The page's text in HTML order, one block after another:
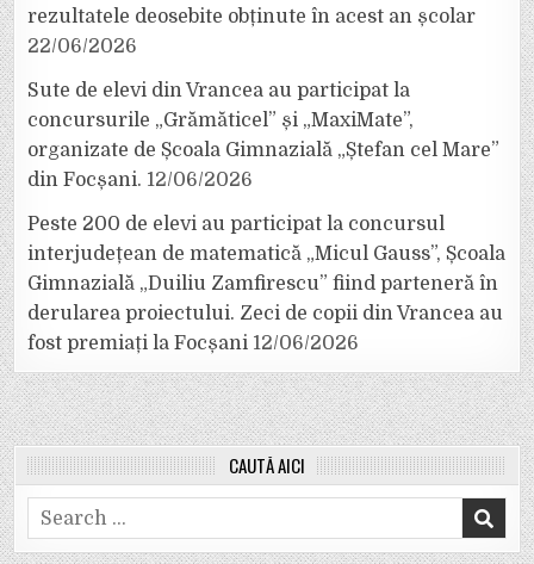
rezultatele deosebite obținute în acest an școlar
22/06/2026
Sute de elevi din Vrancea au participat la
concursurile „Grămăticel” și „MaxiMate”,
organizate de Școala Gimnazială „Ștefan cel Mare”
din Focșani. 12/06/2026
Peste 200 de elevi au participat la concursul
interjudețean de matematică „Micul Gauss”, Școala
Gimnazială „Duiliu Zamfirescu” fiind parteneră în
derularea proiectului. Zeci de copii din Vrancea au
fost premiați la Focșani 12/06/2026
CAUTĂ AICI
Search
for: